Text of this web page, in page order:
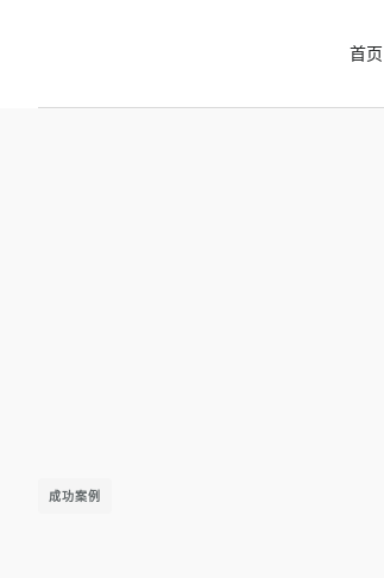
首页
成功案例